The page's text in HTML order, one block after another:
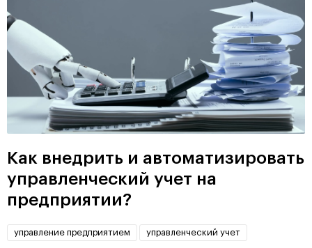
Как внедрить и автоматизировать
управленческий учет на
предприятии?
управление предприятием управленческий учет